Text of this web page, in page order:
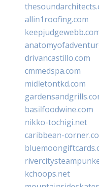
allin1roofing.com
drivancastillo.com
cmmedspa.com
midletontkd.com
basilfoodwine.com
nikko-tochigi.net
caribbean-
kchoops.net